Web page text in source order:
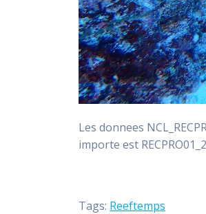
Les donnees
importe est
Tags: Reeftemps